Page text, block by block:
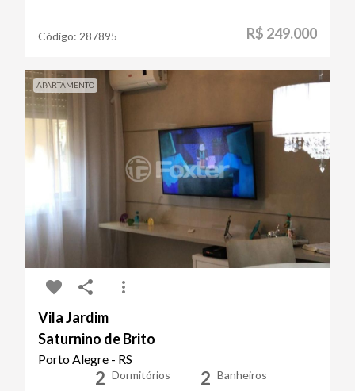
Código: 287895 R$ 249.000
APARTAMENTO
Vila Jardim
Saturnino de Brito
Porto Alegre - RS
2 Dormitórios 2 Banheiros